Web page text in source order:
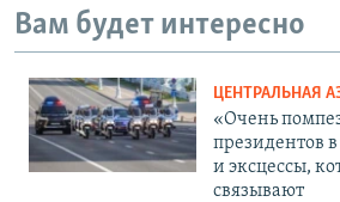
Вам будет интересно
ЦЕНТРАЛЬНАЯ
«Очень
президентов
и эксцессы,
связывают